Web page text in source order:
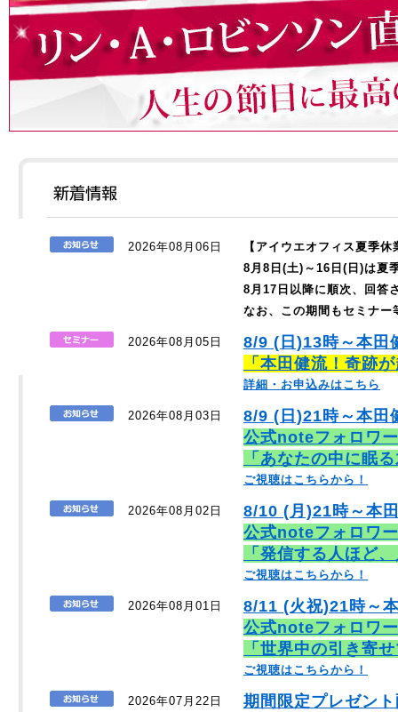
2026年08月06日
【アイウエオフィス夏季
8月8日(土)～16日(日)は夏
8月17日以降に順次、回答
なお、この期間もセミナ
2026年08月05日
8/9 (日)13時～本田
「本田健流！奇跡
詳細・お申込みはこちら
2026年08月03日
8/9 (日)21時～本田
公式noteフォロワ
「あなたの中に眠
ご視聴はこちらから！
2026年08月02日
8/10 (月)21時～本
公式noteフォロワ
「発信する人ほど
ご視聴はこちらから！
2026年08月01日
8/11 (火祝)21時～
公式noteフォロワ
「世界中の引き寄
ご視聴はこちらから！
2026年07月22日
期間限定プレゼン